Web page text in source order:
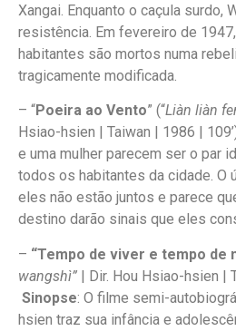
Xangai. Enquanto o caçula surdo,
resistência. Em fevereiro de
habitantes são mortos numa
tragicamente modificada.
– “Poeira ao Vento” (“Liàn liàn
Hsiao-hsien | Taiwan | 1986 |
e uma mulher parecem ser o par
todos os habitantes da cidade. O
eles não estão juntos e parece
destino darão sinais que eles
– “Tempo de viver e tempo de
wangshì” | Dir. Hou Hsiao-hsien |
Sinopse: O filme semi-
hsien traz sua infância e